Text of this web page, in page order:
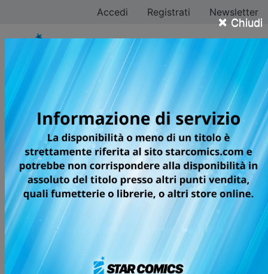
× Chiudi
Accedi Registrati Newsletter
Ryoichi Ikegami
Tutti i fumetti